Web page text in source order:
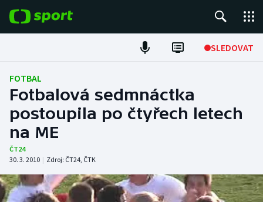
SLEDOVAT
Fotbal
Hokej
Tenis
Atletika
Cyklistika
FOTBAL
Fotbalová sedmnáctka
postoupila po čtyřech letech
na ME
ČT24
30. 3. 2010 | Zdroj: ČT24, ČTK